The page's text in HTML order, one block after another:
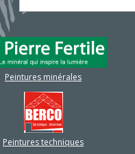
Lire la suite
Toujours soucieux de répondre
Lire la suite
C'est la rentrée...
Dès aujourd'hui, lundi 1er...
Lire la suite
Nouvelle édition du
DE...
Peintures minérales
Peintures techniques